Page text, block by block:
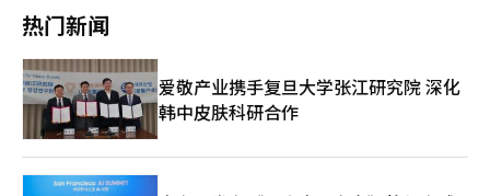
仇恨表达（如日贝用语）时，也会遭到家长的“灌输左派思
也受到监视，面临政治中立性违反的质疑。 最终，教师们为了避
免不当投诉和举报威胁，只能回避时事问题，或采取机械地朗读教
科书的防御态度。在深度访谈中，一位教师表示：“虽然没有收到
投诉，但感到压抑，言语上自我审查，课堂上也不得不紧张。”
统。”研究院表示：“在教师未受到保护的情况下，要求加强公民
教育无异于要求教师在承受更多投诉和冲突的情况下进行教学。”
FIFA处罚程序的独立性和可信性的问题。 政治与体育无法完全分
的规则对所有人都应相同。如果因东道国或总统的介入而适用不同
标准，那么未来哪个国家不会在类似情况下提出相同要求呢？规则
一旦出现例外，就不再是规则，而是特权。 更令人担忧的是，
FIFA已经在政治中立性问题上饱受争议。因凡蒂诺在去年的世界杯
抽签仪式上向特朗普颁发FIFA和平奖，因而受到过度亲密的批评。
这一事件进一步加深了人们的怀疑。与其强调独立性，更需要的是
控力和“代码任命”的信号。将一位没有专业研究经验的美食专栏
作家任命为研究文化艺术和旅游产业政策的核心国策研究机构的负
责人，被认为是罕见的。在野党和部分文化界人士对黄教益的过去
言论提出质疑。他在2022年总统选举期间将尹锡悦候选人比
作“伊藤博文”，将李在明候选人比作“安重根”，并将选举称
为“与亲日派的对决”，引发多次争议。此外，他在曹国前法务部
长的妻子郑敬心教授被判有罪后，发表支持言论，称其“走在耶稣
的道路上”，引发社会反响。文广研作为文化和旅游政策的研究机
构，要求高度的专业性和政治中立性。任命一位公开表达特定政治
热门新闻
爱敬产业携手复旦大学张江研究院 深化
韩中皮肤科研合作